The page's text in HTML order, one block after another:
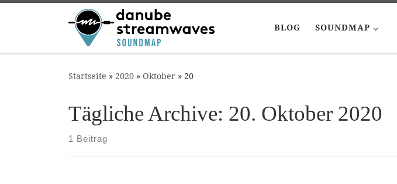
Zum Inhalt springen
BLOG SOUNDMAP
Startseite » 2020 » Oktober » 20
Tägliche Archive: 20. Oktober 2020
1 Beitrag